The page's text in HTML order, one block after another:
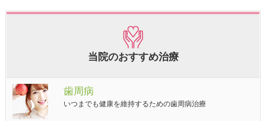
当院のおすすめ治療
歯周病
いつまでも健康を維持するための歯周病治療